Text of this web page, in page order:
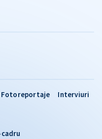
Fotoreportaje
Interviuri